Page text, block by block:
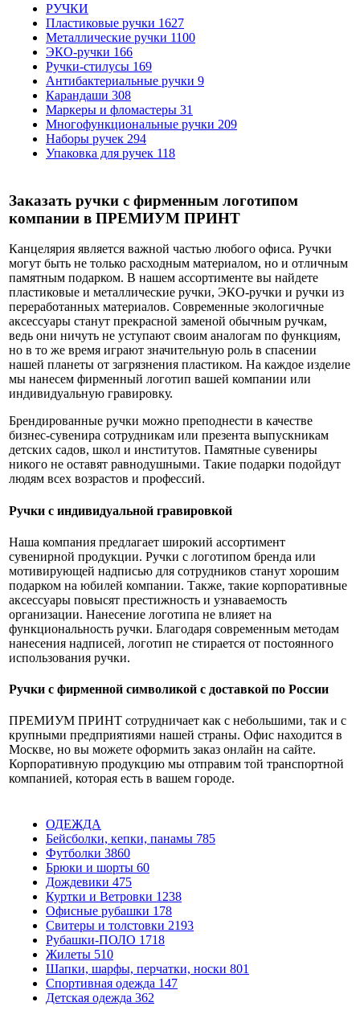
РУЧКИ
Пластиковые ручки 1627
Металлические ручки 1100
ЭКО-ручки 166
Ручки-стилусы 169
Антибактериальные ручки 9
Карандаши 308
Маркеры и фломастеры 31
Многофункциональные ручки 209
Наборы ручек 294
Упаковка для ручек 118
Заказать ручки с фирменным логотипом
компании в ПРЕМИУМ ПРИНТ
Канцелярия является важной частью любого офиса. Ручки
могут быть не только расходным материалом, но и отличным
памятным подарком. В нашем ассортименте вы найдете
пластиковые и металлические ручки, ЭКО-ручки и ручки из
переработанных материалов. Современные экологичные
аксессуары станут прекрасной заменой обычным ручкам,
ведь они ничуть не уступают своим аналогам по функциям,
но в то же время играют значительную роль в спасении
нашей планеты от загрязнения пластиком. На каждое изделие
мы нанесем фирменный логотип вашей компании или
индивидуальную гравировку.
Брендированные ручки можно преподнести в качестве
бизнес-сувенира сотрудникам или презента выпускникам
детских садов, школ и институтов. Памятные сувениры
никого не оставят равнодушными. Такие подарки подойдут
людям всех возрастов и профессий.
Ручки с индивидуальной гравировкой
Наша компания предлагает широкий ассортимент
сувенирной продукции. Ручки с логотипом бренда или
мотивирующей надписью для сотрудников станут хорошим
подарком на юбилей компании. Также, такие корпоративные
аксессуары повысят престижность и узнаваемость
организации. Нанесение логотипа не влияет на
функциональность ручки. Благодаря современным методам
нанесения надписей, логотип не стирается от постоянного
использования ручки.
Ручки с фирменной символикой с доставкой по России
ПРЕМИУМ ПРИНТ сотрудничает как с небольшими, так и с
крупными предприятиями нашей страны. Офис находится в
Москве, но вы можете оформить заказ онлайн на сайте.
Корпоративную продукцию мы отправим той транспортной
компанией, которая есть в вашем городе.
ОДЕЖДА
Бейсболки, кепки, панамы 785
Футболки 3860
Брюки и шорты 60
Дождевики 475
Куртки и Ветровки 1238
Офисные рубашки 178
Свитеры и толстовки 2193
Рубашки-ПОЛО 1718
Жилеты 510
Шапки, шарфы, перчатки, носки 801
Спортивная одежда 147
Детская одежда 362